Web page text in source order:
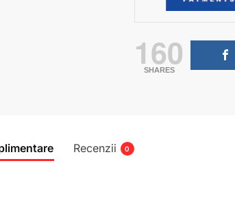
160
SHARES
Recenzii 0